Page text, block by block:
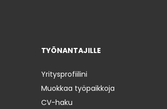
TYÖNANTAJILLE
Yritysprofiilini
Muokkaa työpaikkoja
CV-haku